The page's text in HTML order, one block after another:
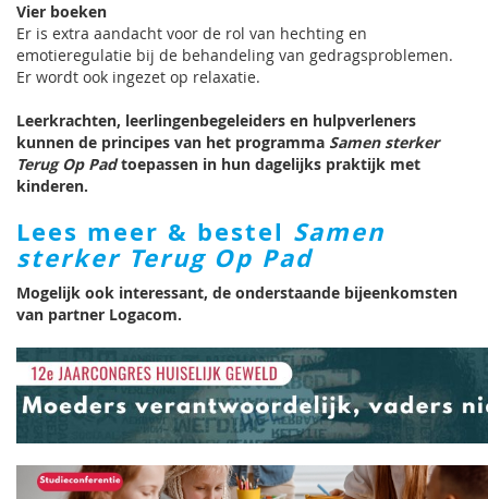
Vier boeken
Er is extra aandacht voor de rol van hechting en
emotieregulatie bij de behandeling van gedragsproblemen.
Er wordt ook ingezet op relaxatie.
Leerkrachten, leerlingenbegeleiders en hulpverleners
kunnen de principes van het programma Samen sterker
Terug Op Padtoepassen in hun dagelijks praktijk met
kinderen.
Lees meer & bestel Samen
sterker Terug Op Pad
Mogelijk ook interessant, de onderstaande bijeenkomsten
van partner Logacom.